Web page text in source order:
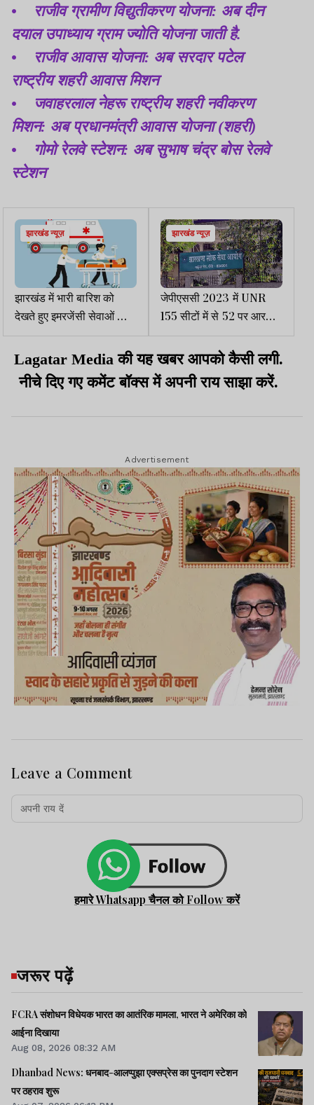
• राजीव ग्रामीण विद्युतीकरण योजना: अब दीन
दयाल उपाध्याय ग्राम ज्योति योजना जाती है.
• राजीव आवास योजना: अब सरदार पटेल
राष्ट्रीय शहरी आवास मिशन
• जवाहरलाल नेहरू राष्ट्रीय शहरी नवीकरण
मिशन: अब प्रधानमंत्री आवास योजना (शहरी)
• गोमो रेलवे स्टेशन: अब सुभाष चंद्र बोस रेलवे
स्टेशन
झारखंड न्यूज़
झारखंड में भारी बारिश को
देखते हुए इमरजेंसी सेवाओं को
24 घंटे अलर्ट पर रहने का
निर्देश
झारखंड न्यूज़
जेपीएससी 2023 में UNR
155 सीटों में से 52 पर आरक्षित
वर्ग सफल
Lagatar Media की यह खबर आपको कैसी लगी.
नीचे दिए गए कमेंट बॉक्स में अपनी राय साझा करें.
Advertisement
Leave a Comment
हमारे Whatsapp चैनल को Follow करें
जरूर पढ़ें
FCRA संशोधन विधेयक भारत का आतंरिक मामला, भारत ने अमेरिका को
आईना दिखाया
Aug 08, 2026 08:32 AM
Dhanbad News: धनबाद-आलप्पुझा एक्सप्रेस का पुनदाग स्टेशन
पर ठहराव शुरू